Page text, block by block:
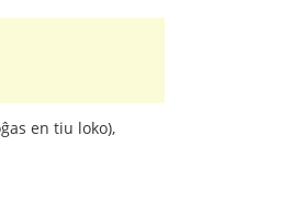
en tiu loko),